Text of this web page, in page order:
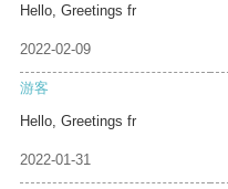
Hello, Greetings fr
2022-02-09
游客
Hello, Greetings fr
2022-01-31